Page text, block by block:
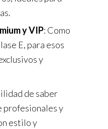
y VIP: Como
E, para esos
y
de saber
profesionales y
estilo y